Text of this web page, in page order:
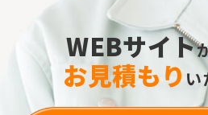
WEBサイト
お見積もり い